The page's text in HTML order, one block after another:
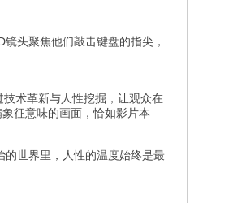
头聚焦他们敲击键盘的指尖，
术革新与人性挖掘，让观众在
征意味的画面，恰如影片本
世界里，人性的温度始终是最